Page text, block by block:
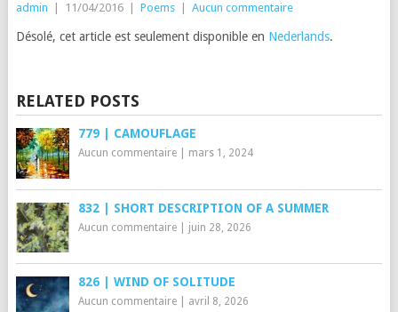
admin 11/04/2016 Poems Aucun commentaire
Désolé, cet article est seulement disponible en Nederlands.
RELATED POSTS
779 | CAMOUFLAGE
Aucun commentaire| mars 1, 2024
832 | SHORT DESCRIPTION OF A SUMMER
Aucun commentaire| juin 28, 2026
826 | WIND OF SOLITUDE
Aucun commentaire| avril 8, 2026